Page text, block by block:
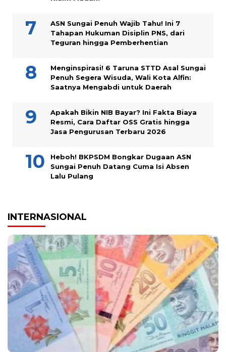
ASN Sungai Penuh Wajib Tahu! Ini 7
Tahapan Hukuman Disiplin PNS, dari
Teguran hingga Pemberhentian
Menginspirasi! 6 Taruna STTD Asal Sungai
Penuh Segera Wisuda, Wali Kota Alfin:
Saatnya Mengabdi untuk Daerah
Apakah Bikin NIB Bayar? Ini Fakta Biaya
Resmi, Cara Daftar OSS Gratis hingga
Jasa Pengurusan Terbaru 2026
Heboh! BKPSDM Bongkar Dugaan ASN
Sungai Penuh Datang Cuma Isi Absen
Lalu Pulang
INTERNASIONAL